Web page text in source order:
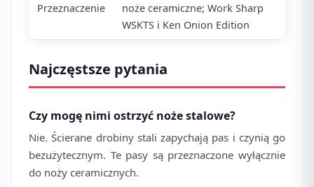
Przeznaczenie
noże ceramiczne; Work Sharp
WSKTS i Ken Onion Edition
Najczęstsze pytania
Czy mogę nimi ostrzyć noże stalowe?
Nie. Ścierane drobiny stali zapychają pas i czynią go
bezużytecznym. Te pasy są przeznaczone wyłącznie
do noży ceramicznych.